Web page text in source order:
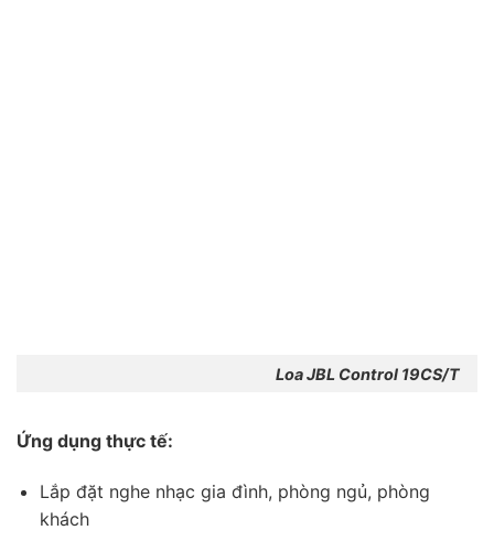
Loa JBL Control 19CS/T
Ứng dụng thực tế:
Lắp đặt nghe nhạc gia đình, phòng ngủ, phòng
khách